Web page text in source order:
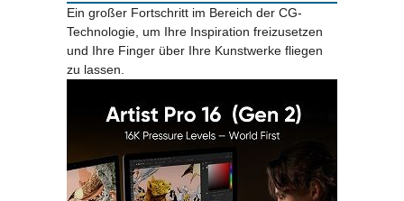
Ein großer Fortschritt im Bereich der CG-
Technologie, um Ihre Inspiration freizusetzen
und Ihre Finger über Ihre Kunstwerke fliegen
zu lassen.